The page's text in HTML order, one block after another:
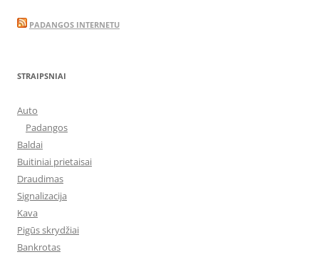
PADANGOS INTERNETU
STRAIPSNIAI
Auto
Padangos
Baldai
Buitiniai prietaisai
Draudimas
Signalizacija
Kava
Pigūs skrydžiai
Bankrotas